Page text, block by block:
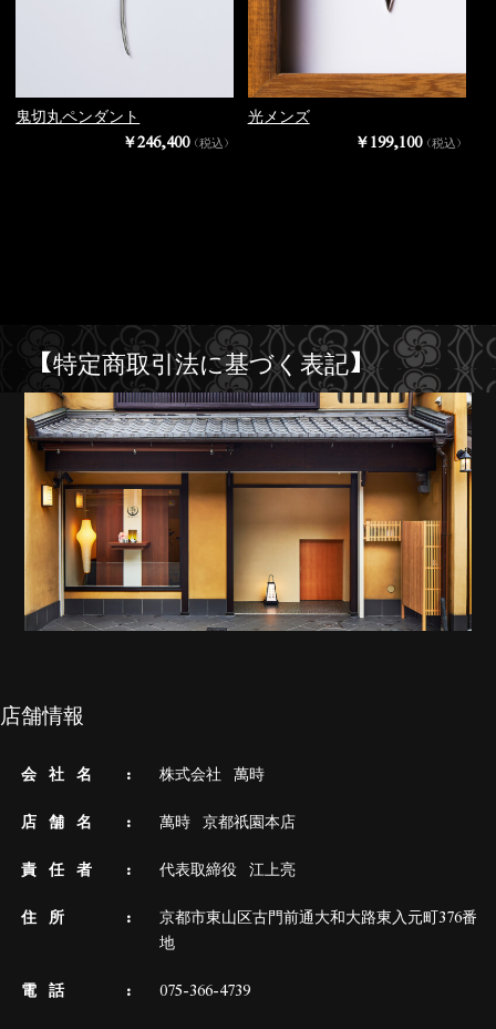
鬼切丸ペンダント
￥246,400（税込）
光メンズ
￥199,100（税込）
【特定商取引法に基づく表記】
店舗情報
会 社 名 株式会社 萬時
店 舗 名 萬時 京都祇園本店
責 任 者 代表取締役 江上亮
住 所
京都市東山区古門前通大和大路東入元町376番
地
電 話 075-366-4739